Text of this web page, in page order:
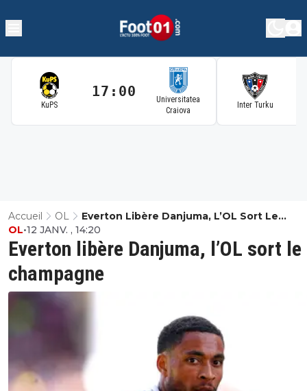
KuPS
17:00
Universitatea
Craiova
Inter Turku
Accueil OL
Everton Libère Danjuma, L’OL Sort Le
Champagne
Everton libère Danjuma, l’OL sort le
champagne
OL•12 JANV. , 14:20